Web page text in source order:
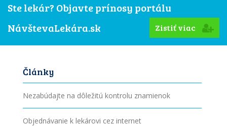
Ste lekár? Objavte prínosy portálu
NávštevaLekára.sk
Zistiť viac
Články
Nezabúdajte na dôležitú kontrolu znamienok
Objednávanie k lekárovi cez internet